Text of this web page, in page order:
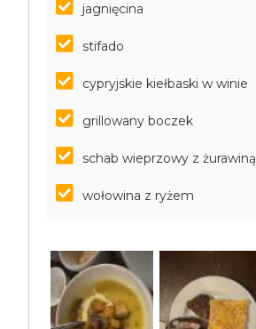
jagnięcina
stifado
cypryjskie kiełbaski w winie
grillowany boczek
schab wieprzowy z żurawiną
wołowina z ryżem